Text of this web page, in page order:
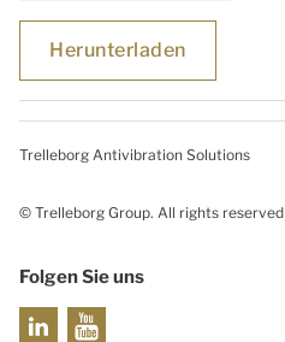
Herunterladen
Trelleborg Antivibration Solutions
© Trelleborg Group. All rights reserved
Folgen Sie uns